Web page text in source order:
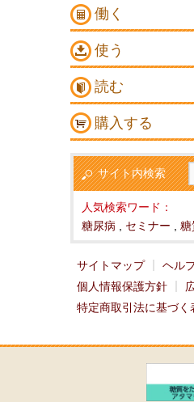
働く
使う
読む
購入する
サイト内検索
人気検索ワード：
糖尿病 , セミナー ,糖
サイトマップ ヘル
個人情報保護方針
特定商取引法に基づく